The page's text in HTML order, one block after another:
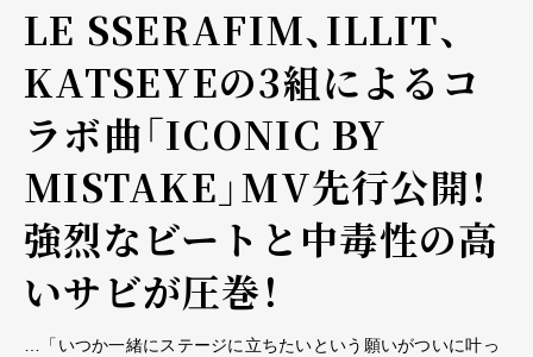
LE SSERAFIM、ILLIT、
KATSEYEの3組によるコ
ラボ曲「ICONIC BY
MISTAKE」MV先行公開！
強烈なビートと中毒性の高
いサビが圧巻！
…「いつか一緒にステージに立ちたいという願いがついに叶っ